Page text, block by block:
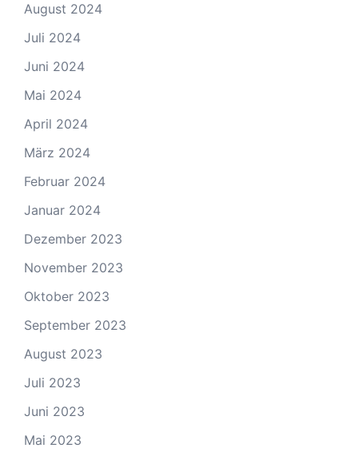
August 2024
Juli 2024
Juni 2024
Mai 2024
April 2024
März 2024
Februar 2024
Januar 2024
Dezember 2023
November 2023
Oktober 2023
September 2023
August 2023
Juli 2023
Juni 2023
Mai 2023